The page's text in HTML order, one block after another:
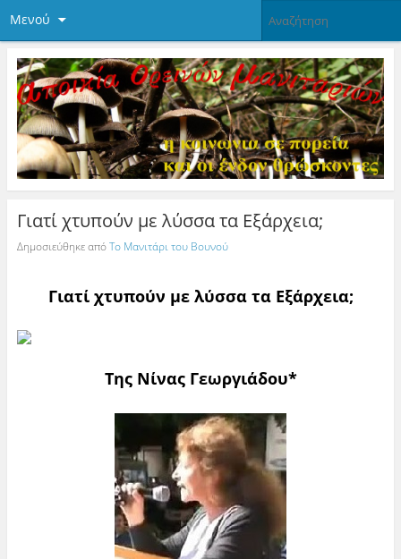
Μενού
Γιατί χτυπούν με λύσσα τα Εξάρχεια;
Δημοσιεύθηκε απόΤο Μανιτάρι του Βουνού
Γιατί χτυπούν με λύσσα τα Εξάρχεια;
Της Νίνας Γεωργιάδου*